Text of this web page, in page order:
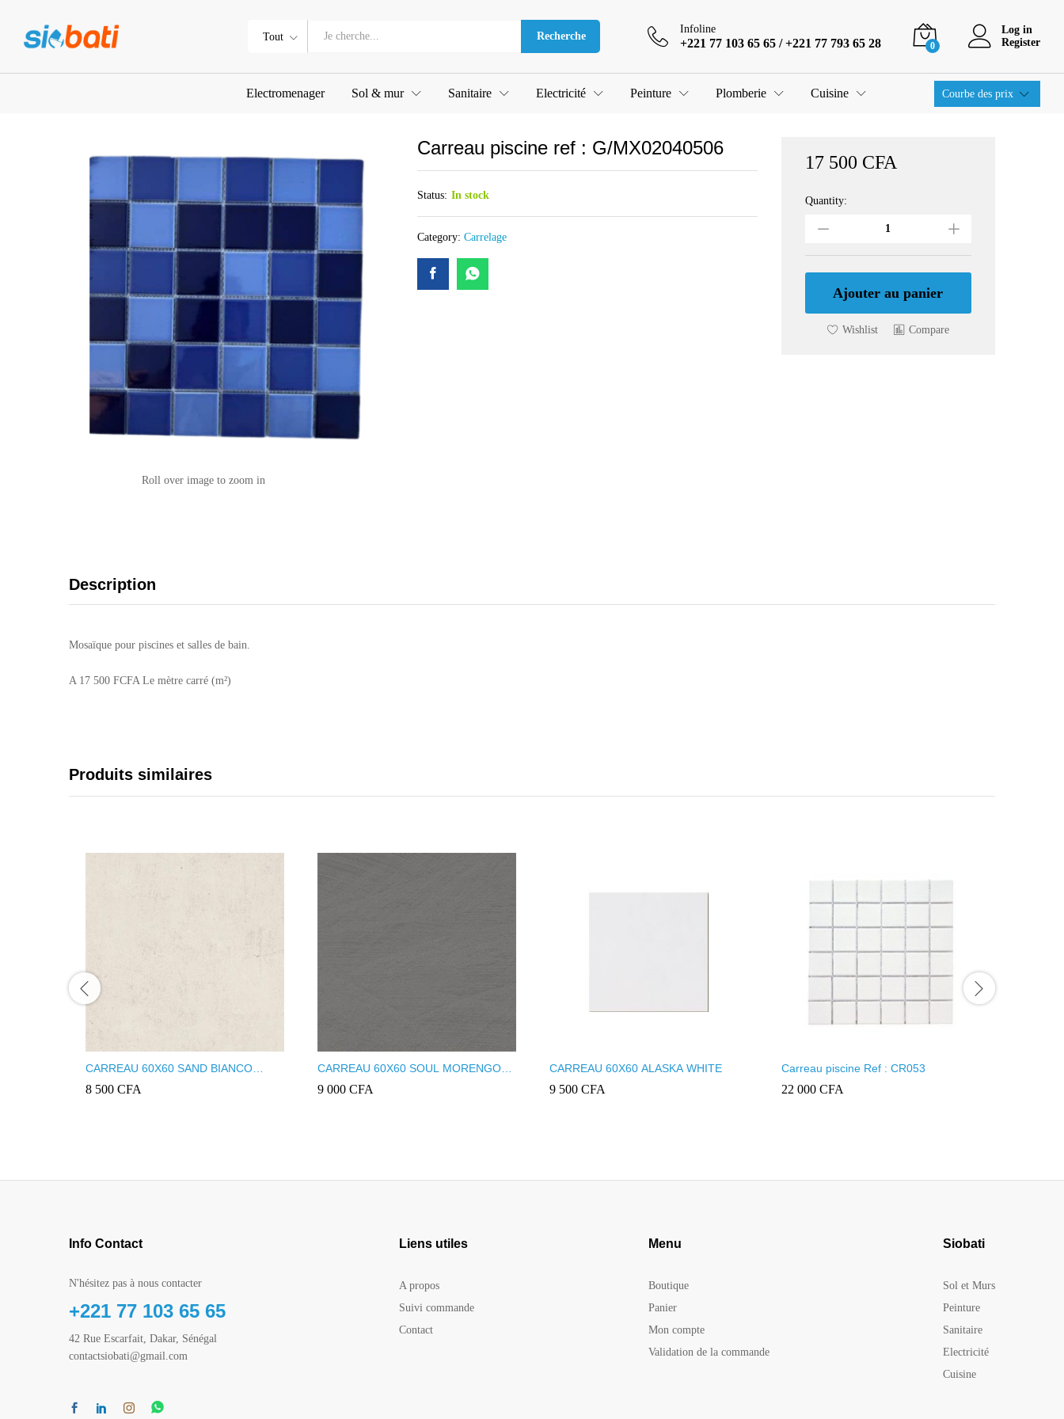
Tout Recherche
Infoline
+221 77 103 65 65 / +221 77 793 65 28 0
Log in
Register
Electromenager Sol & mur Sanitaire Electricité Peinture Plomberie Cuisine Courbe des prix
Roll over image to zoom in
Carreau piscine ref : G/MX02040506
Status: In stock
Category: Carrelage
17 500 CFA
Carreau
:
G/MX02040506
quantity
Quantity:
Ajouter au panier
Wishlist Compare
Description
Mosaïque pour piscines et salles de bain.
A 17 500 FCFA Le mètre carré (m²)
Produits similaires
CARREAU 60X60 SAND BIANCO
MATT
8 500 CFA
CARREAU 60X60 SOUL MORENGO
GRIS
9 000 CFA
CARREAU 60X60 ALASKA WHITE
9 500 CFA
Carreau piscine Ref : CR053
22 000 CFA
Info Contact
N'hésitez pas à nous contacter
+221 77 103 65 65
42 Rue Escarfait, Dakar, Sénégal
contactsiobati@gmail.com
Liens utiles
A propos
Suivi commande
Contact
Menu
Boutique
Panier
Mon compte
Validation de la commande
Siobati
Sol et Murs
Peinture
Sanitaire
Electricité
Cuisine